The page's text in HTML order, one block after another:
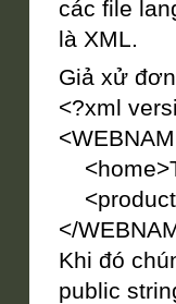
các file
là XML.
Giả xử
<?xml
</
Khi đó
public